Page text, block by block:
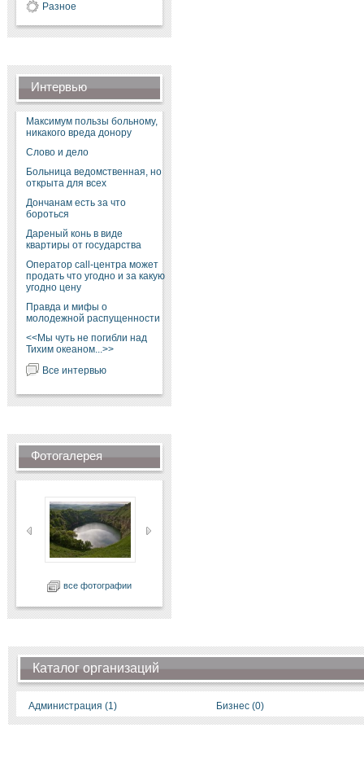
Разное
Интервью
Максимум пользы больному,
никакого вреда донору
Слово и дело
Больница ведомственная, но
открыта для всех
Дончанам есть за что
бороться
Дареный конь в виде
квартиры от государства
Оператор call-центра может
продать что угодно и за какую
угодно цену
Правда и мифы о
молодежной распущенности
<<Мы чуть не погибли над
Тихим океаном...>>
Все интервью
Фотогалерея
все фотографии
Каталог организаций
Администрация (1) Бизнес (0)